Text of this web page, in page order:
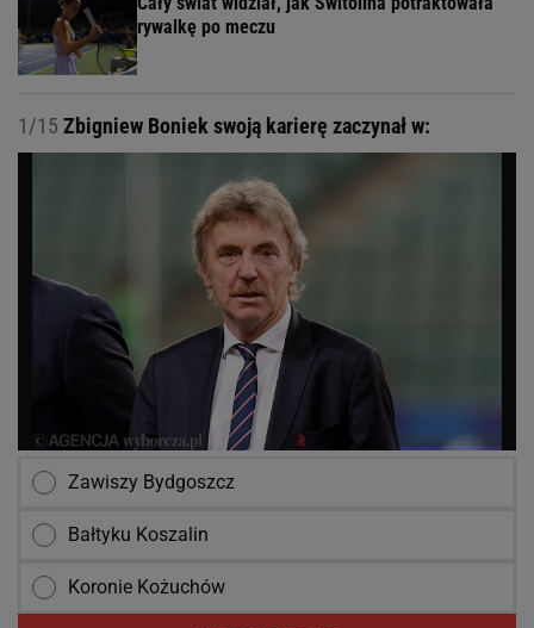
rywalkę po meczu
1/15 Zbigniew Boniek swoją karierę zaczynał w:
Zawiszy Bydgoszcz
Bałtyku Koszalin
Koronie Kożuchów